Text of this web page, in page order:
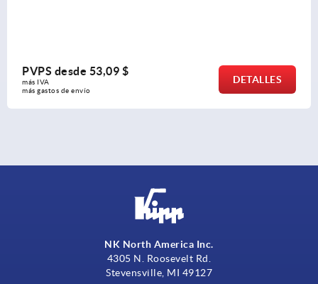
PVPS desde9,17 $
más IVA
más gastos de envío
DETALLES
NK North America Inc.
4305 N. Roosevelt Rd.
Stevensville, MI 49127